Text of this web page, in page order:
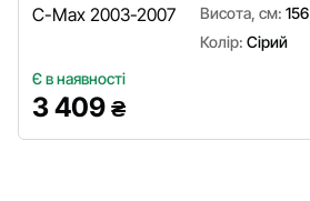
Висота, см: 156
Колір: Сірий
Є в наявності
3 409 ₴